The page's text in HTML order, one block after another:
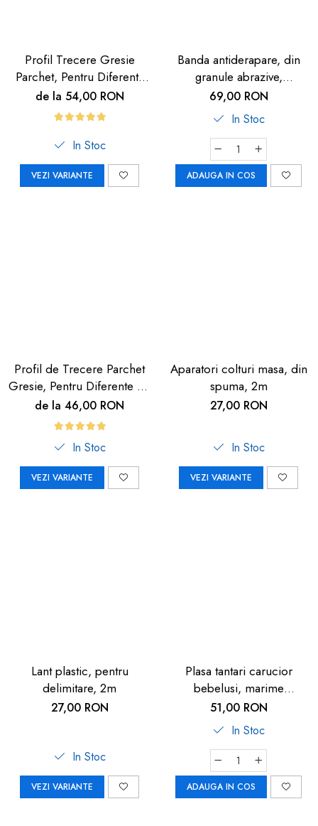
Profil Trecere Gresie
Parchet, Pentru Diferenta
de Nivel, Culoare Lemn
Închis, Autoadeziv, 90cm
de la 54,00 RON
In Stoc
VEZI VARIANTE
Banda antiderapare, din
granule abrazive,
autoadeziva, 5m, neagra
69,00 RON
In Stoc
ADAUGA IN COS
Profil de Trecere Parchet
Gresie, Pentru Diferente de
Nivel, Autoadeziv, Culoare
Lemn Deschis, 90cm
de la 46,00 RON
In Stoc
VEZI VARIANTE
Aparatori colturi masa, din
spuma, 2m
27,00 RON
In Stoc
VEZI VARIANTE
Lant plastic, pentru
delimitare, 2m
27,00 RON
In Stoc
VEZI VARIANTE
Plasa tantari carucior
bebelusi, marime
universala, neagra, Reer
BiteSafe
51,00 RON
In Stoc
ADAUGA IN COS